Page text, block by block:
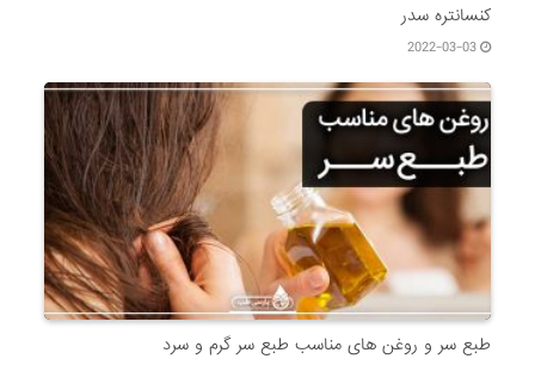
کنسانتره سدر
2022-03-03
طبع سر و روغن های مناسب طبع سر گرم و سرد